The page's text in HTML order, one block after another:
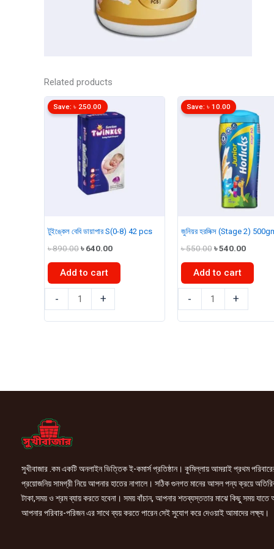
Related products
টুইঙ্কেল বেবি ডায়াপার S(0-8) 42 pcs
৳890.00Original
was:
৳ 890.00.
৳640.00Current
is:
৳ 640.00.
Save:৳ 250.00
Add to cart
-
বেবি
ডায়াপার
+
জুনিয়র হরলিক্স (Stage 2)
৳550.00 Original
was:
৳ 550.00.
৳540.00Current
is:
৳ 540.00.
Save: ৳ 10.00
Add to cart
-
হরলিক্স
(Stage
+
সুখীবাজার .কম একটি অনলাইন ভিত্তিক ই-কমার্স প্রতিষ্ঠান। কুমিল্লায় আমরাই প্রথম
প্রয়োজনিয় সামগ্রী নিয়ে আপনার হাতের নাগালে। সঠিক গুনগত মানের আসল পন্য ক্রয়ে
টাকা,সময় ও শ্রম ব্যায় করতে হবেনা। সময় বাঁচান, আপনার শতব্যস্ততার মাঝে কিছু সময় যাতে
আপনার পরিবার-পরিজন এর সাথে ব্যয় করতে পারেন সেই সুযোগ করে দেওয়াই আমাদের লক্ষ্য।